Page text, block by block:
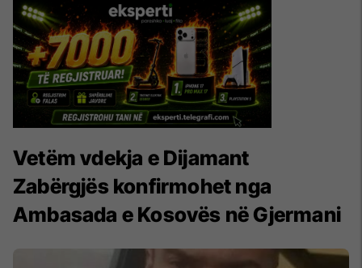
Vetëm vdekja e Dijamant
Zabërgjës konfirmohet nga
Ambasada e Kosovës në Gjermani